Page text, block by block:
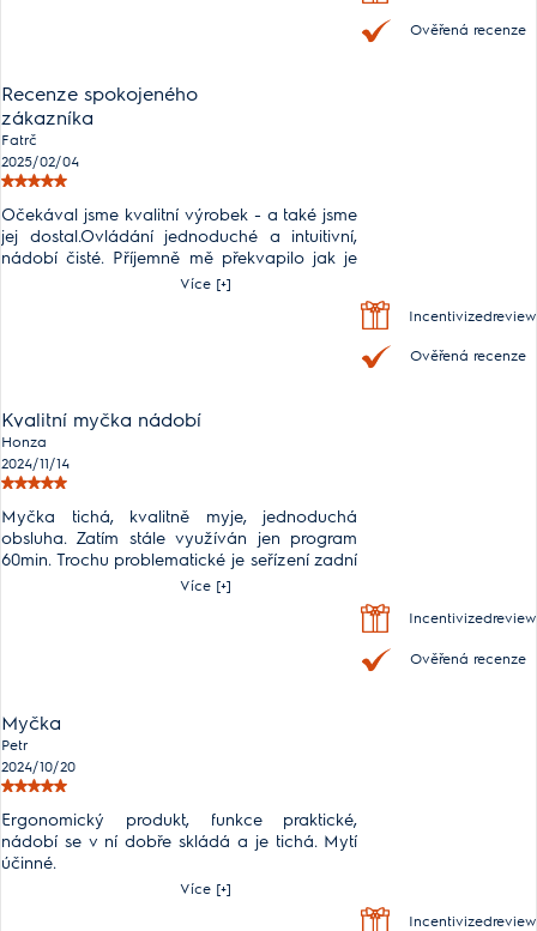
Ověřená recenze
Recenze spokojeného
zákazníka
Fatrč
2025/02/04
Očekával jsme kvalitní výrobek - a také jsme
jej dostal.Ovládání jednoduché a intuitivní,
nádobí čisté. Příjemně mě překvapilo jak je
myčka tichá. Navzdory tomu, že myčka má
Více [+]
Incentivizedreview
Ověřená recenze
Kvalitní myčka nádobí
Honza
2024/11/14
Myčka tichá, kvalitně myje, jednoduchá
obsluha. Zatím stále využíván jen program
60min. Trochu problematické je seřízení zadní
nožiček, když je již umístěna na finální pozici.
Více [+]
Incentivizedreview
Ověřená recenze
Myčka
Petr
2024/10/20
Ergonomický produkt, funkce praktické,
nádobí se v ní dobře skládá a je tichá. Mytí
účinné.
Více [+]
Incentivizedreview